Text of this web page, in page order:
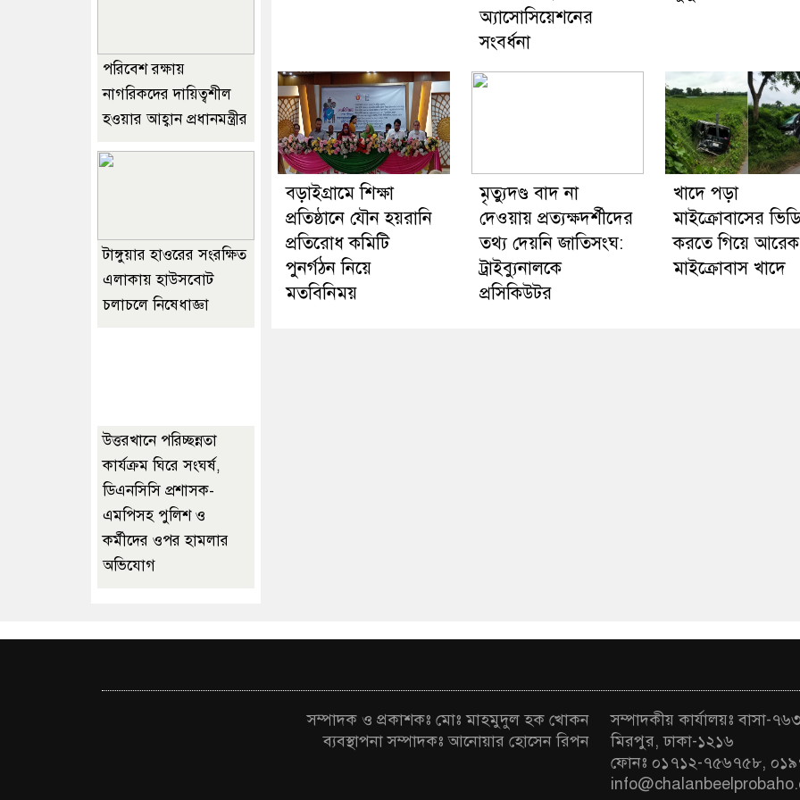
অ্যাসোসিয়েশনের
সংবর্ধনা
বড়াইগ্রামে শিক্ষা
প্রতিষ্ঠানে যৌন হয়রানি
প্রতিরোধ কমিটি
পুনর্গঠন নিয়ে
মতবিনিময়
মৃত্যুদণ্ড বাদ না
দেওয়ায় প্রত্যক্ষদর্শীদের
তথ্য দেয়নি জাতিসংঘ:
ট্রাইব্যুনালকে
প্রসিকিউটর
খাদে পড়া
মাইক্রোবাসের
করতে গিয়ে আরেক
মাইক্রোবাস খাদে
পরিবেশ রক্ষায়
নাগরিকদের দায়িত্বশীল
হওয়ার আহ্বান প্রধানমন্ত্রীর
টাঙ্গুয়ার হাওরের সংরক্ষিত
এলাকায় হাউসবোট
চলাচলে নিষেধাজ্ঞা
উত্তরখানে পরিচ্ছন্নতা
কার্যক্রম ঘিরে সংঘর্ষ,
ডিএনসিসি প্রশাসক-
এমপিসহ পুলিশ ও
কর্মীদের ওপর হামলার
অভিযোগ
সম্পাদক ও প্রকাশকঃ মোঃ মাহমুদুল হক খোকন
ব্যবস্থাপনা সম্পাদকঃ আনোয়ার হোসেন রিপন
সম্পাদকীয় কার্যালয়ঃ বাসা-
মিরপুর, ঢাকা-১২১৬
ফোনঃ ০১৭১২-৭৫৬৭৫৮,